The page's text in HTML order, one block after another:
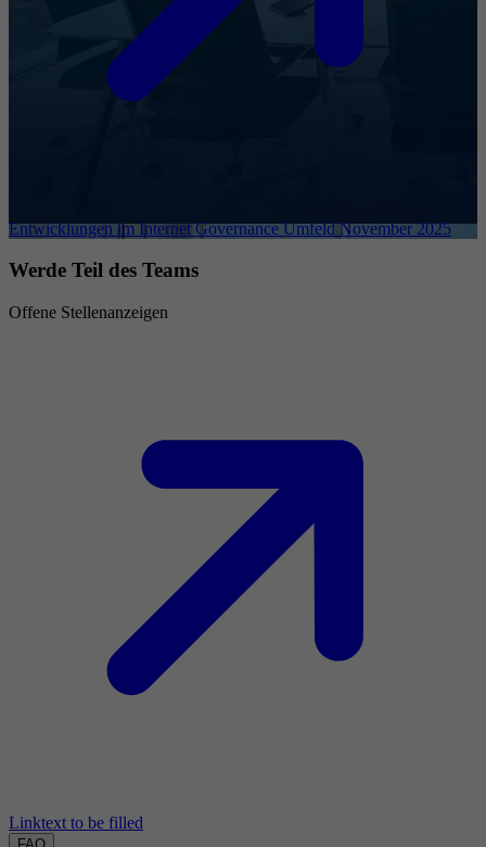
Entwicklungen im Internet Governance Umfeld November 2025
Werde Teil des Teams
Offene Stellenanzeigen
Linktext to be filled